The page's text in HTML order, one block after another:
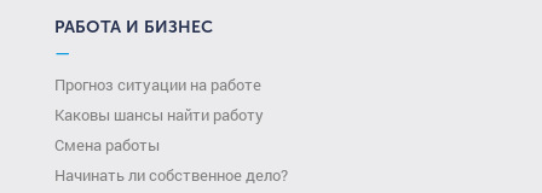
РАБОТА И БИЗНЕС
—
Прогноз ситуации на работе
Каковы шансы найти работу
Смена работы
Начинать ли собственное дело?